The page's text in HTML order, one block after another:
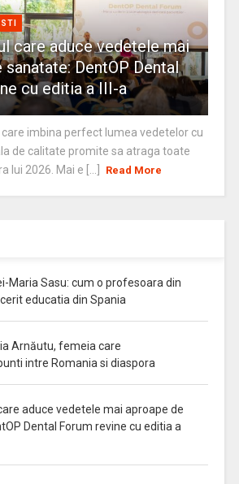
care aduce vedetele mai
sanatate: DentOP Dental
cu editia a III-a
imbina perfect lumea vedetelor cu
de calitate promite sa atraga toate
lui 2026. Mai e [...]
Read More
Maria Sasu: cum o profesoara din
educatia din Spania
Arnăutu, femeia care
intre Romania si diaspora
aduce vedetele mai aproape de
Dental Forum revine cu editia a